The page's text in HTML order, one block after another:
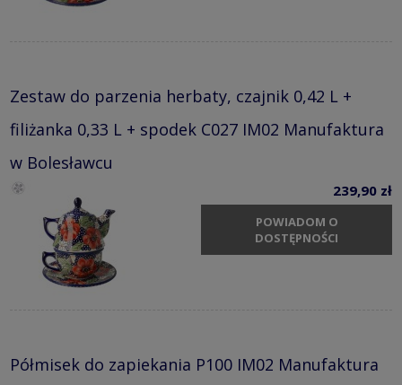
Zestaw do parzenia herbaty, czajnik 0,42 L +
filiżanka 0,33 L + spodek C027 IM02 Manufaktura
w Bolesławcu
239,90 zł
POWIADOM O
DOSTĘPNOŚCI
Półmisek do zapiekania P100 IM02 Manufaktura